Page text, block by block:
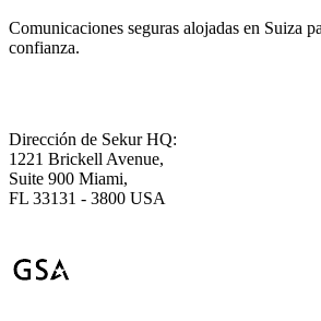
Comunicaciones seguras alojadas en Suiza
confianza.
Dirección de Sekur HQ:
1221 Brickell Avenue,
Suite 900 Miami,
FL 33131 - 3800 USA